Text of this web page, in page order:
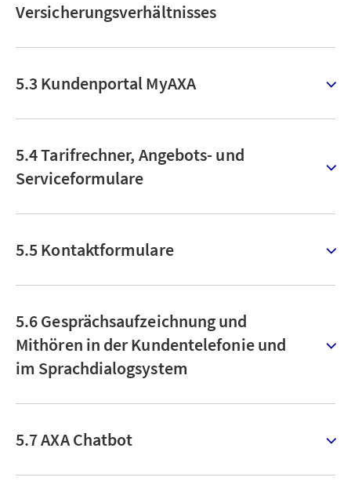
Versicherungsverhältnisses
5.3 Kundenportal MyAXA
5.4 Tarifrechner, Angebots- und
Serviceformulare
5.5 Kontaktformulare
5.6 Gesprächsaufzeichnung und
Mithören in der Kundentelefonie und
im Sprachdialogsystem
5.7 AXA Chatbot